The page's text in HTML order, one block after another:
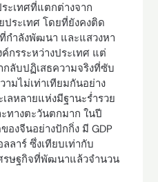
ะเทศที่แตกต่างจาก
ระเทศ โดยที่ยังคงติด
กำลังพัฒนา และแสวงหา
กรระหว่างประเทศ แต่
ลับปฏิเสธความจริงที่ซับ
มไม่เท่าเทียมกันอย่าง
ลหลายแห่งมีฐานะร่ำรวย
ทางตะวันตกมาก ในปี
งจีนอย่างปักกิ่ง มี GDP
ลาร์ ซึ่งเทียบเท่ากับ
รษฐกิจที่พัฒนาแล้วจำนวน